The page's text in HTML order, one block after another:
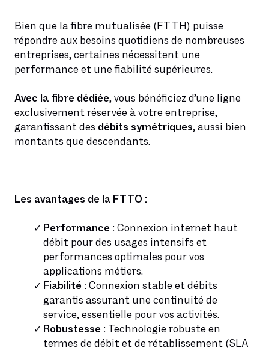
Bien que la fibre mutualisée (FTTH) puisse
répondre aux besoins quotidiens de nombreuses
entreprises, certaines nécessitent une
performance et une fiabilité supérieures.
Avec la fibre dédiée, vous bénéficiez d’une ligne
exclusivement réservée à votre entreprise,
garantissant des débits symétriques, aussi bien
montants que descendants.
Les avantages de la FTTO :
Performance : Connexion internet haut
débit pour des usages intensifs et
performances optimales pour vos
applications métiers.
Fiabilité : Connexion stable et débits
garantis assurant une continuité de
service, essentielle pour vos activités.
Robustesse : Technologie robuste en
termes de débit et de rétablissement (SLA